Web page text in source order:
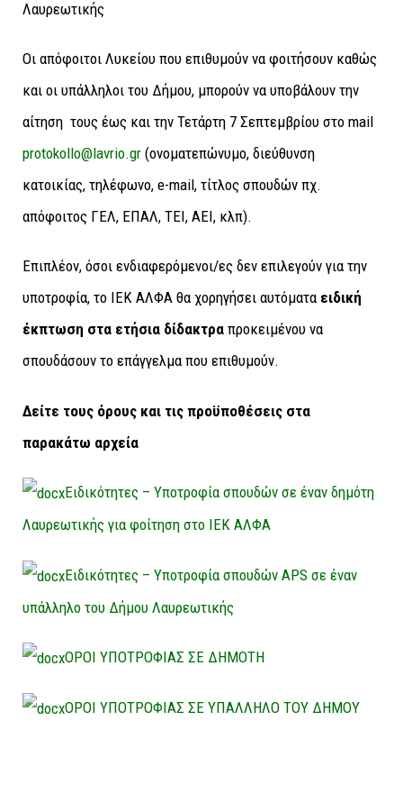
Λαυρεωτικής
Οι απόφοιτοι Λυκείου που επιθυμούν να φοιτήσουν καθώς
και οι υπάλληλοι του Δήμου, μπορούν να υποβάλουν την
αίτηση τους έως και την Τετάρτη 7 Σεπτεμβρίου στο mail
protokollo@lavrio.gr (ονοματεπώνυμο, διεύθυνση
κατοικίας, τηλέφωνο, e-mail, τίτλος σπουδών πχ.
απόφοιτος ΓΕΛ, ΕΠΑΛ, ΤΕΙ, ΑΕΙ, κλπ).
Επιπλέον, όσοι ενδιαφερόμενοι/ες δεν επιλεγούν για την
υποτροφία, το ΙΕΚ ΑΛΦΑ θα χορηγήσει αυτόματα ειδική
έκπτωση στα ετήσια δίδακτρα προκειμένου να
σπουδάσουν το επάγγελμα που επιθυμούν.
Δείτε τους όρους και τις προϋποθέσεις στα
παρακάτω αρχεία
Ειδικότητες – Υποτροφία σπουδών σε έναν δημότη
Λαυρεωτικής για φοίτηση στο ΙΕΚ ΑΛΦΑ
Ειδικότητες – Υποτροφία σπουδών APS σε έναν
υπάλληλο του Δήμου Λαυρεωτικής
ΟΡΟΙ ΥΠΟΤΡΟΦΙΑΣ ΣΕ ΔΗΜΟΤΗ
ΟΡΟΙ ΥΠΟΤΡΟΦΙΑΣ ΣΕ ΥΠΑΛΛΗΛΟ ΤΟΥ ΔΗΜΟΥ